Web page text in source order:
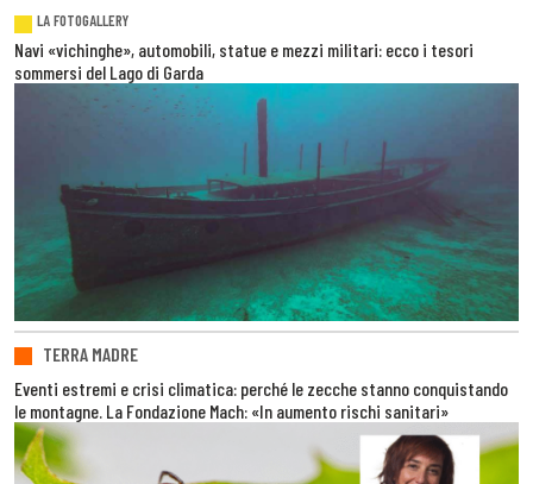
LA FOTOGALLERY
Navi «vichinghe», automobili, statue e mezzi militari: ecco i tesori
sommersi del Lago di Garda
TERRA MADRE
Eventi estremi e crisi climatica: perché le zecche stanno conquistando
le montagne. La Fondazione Mach: «In aumento rischi sanitari»